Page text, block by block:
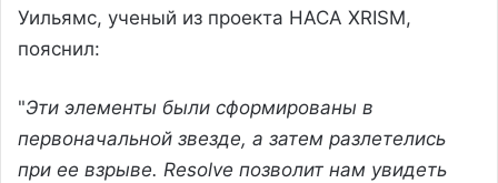
Уильямс, ученый из проекта НАСА XRISM,
пояснил:
"Эти элементы были сформированы в
первоначальной звезде, а затем разлетелись
при ее взрыве. Resolve позволит нам увидеть